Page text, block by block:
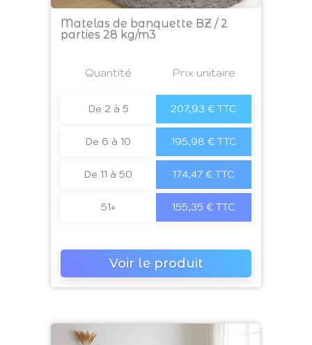
Matelas de banquette BZ / 2
parties 28 kg/m3
Quantité Prix unitaire
De 2 à 5 207,93 € TTC
De 6 à 10 195,98 € TTC
De 11 à 50 174,47 € TTC
51+ 155,35 € TTC
Voir le produit